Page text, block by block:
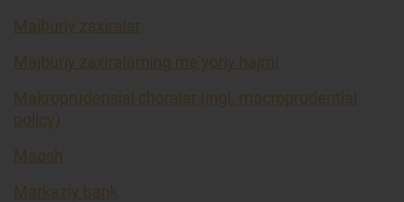
Majburiy zaxiralar
Majburiy zaxiralarning me’yoriy hajmi
Makroprudensial choralar (ingl. macroprudential
policy)
Maosh
Markaziy bank